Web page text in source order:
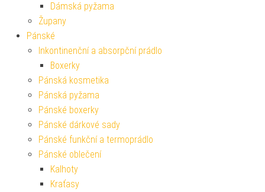
Dámská pyžama
Župany
Pánské
Inkontinenční a absorpční prádlo
Boxerky
Pánská kosmetika
Pánská pyžama
Pánské boxerky
Pánské dárkové sady
Pánské funkční a termoprádlo
Pánské oblečení
Kalhoty
Kraťasy